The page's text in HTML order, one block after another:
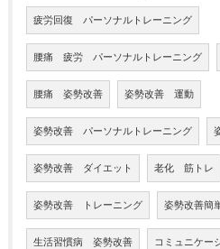
疲労回復 パーソナルトレーニング
腰痛 疲労 パーソナルトレーニング
腰痛 姿勢改善 姿勢改善 運動
姿勢改善 パーソナルトレーニング
姿勢改善 ダイエット 老化 筋トレ
姿勢改善 トレーニング 姿勢改善簡
生活習慣病 姿勢改善 コミュニケ